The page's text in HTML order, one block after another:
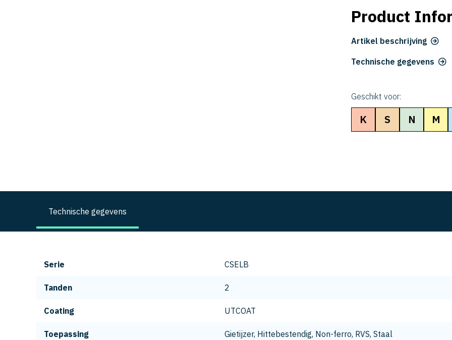
Product
Artikel beschrijving
Technische gegevens
Geschikt voor:
K S N M
Technische gegevens
Serie CSELB
Tanden 2
Coating UTCOAT
Toepassing Gietijzer, Hittebestendig, Non-ferro, RVS, Staal